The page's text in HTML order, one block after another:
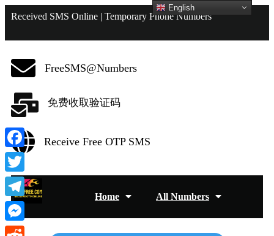
Received SMS Online | Temporary Phone Numbers
FreeSMS@Numbers
免费收取验证码
Receive Free OTP SMS
Home All Numbers
Facebook
Twitter
Telegram
Messenger
English